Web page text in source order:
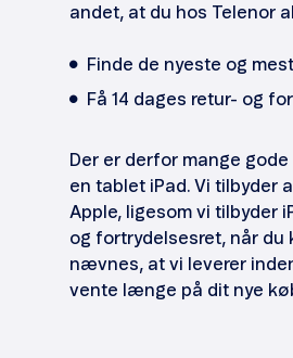
andet, at du hos Telenor
Finde de nyeste og
Få 14 dages retur- og
Der er derfor mange
en tablet iPad. Vi tilbyder
Apple, ligesom vi tilbyder
og fortrydelsesret, når du
nævnes, at vi leverer
vente længe på dit nye